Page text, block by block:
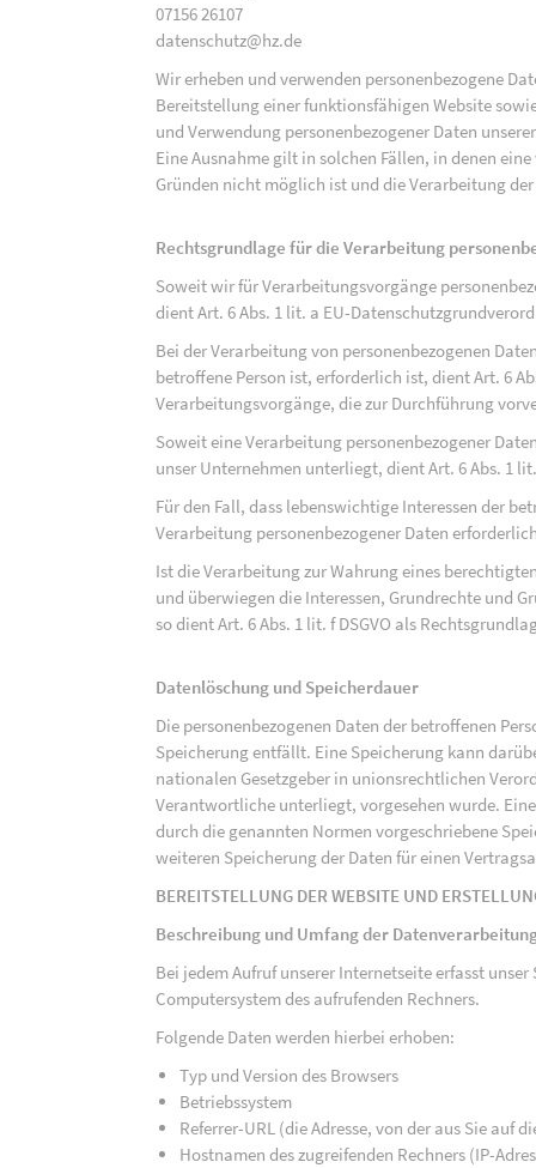
07156 26107
datenschutz@hz.de
Wir erheben und verwenden personenbezogene
Bereitstellung einer funktionsfähigen Website
und Verwendung personenbezogener Daten
Eine Ausnahme gilt in solchen Fällen, in denen
Gründen nicht möglich ist und die Verarbeitung
Rechtsgrundlage für die Verarbeitung
Soweit wir für Verarbeitungsvorgänge
dient Art. 6 Abs. 1 lit. a EU-
Bei der Verarbeitung von personenbezogenen
betroffene Person ist, erforderlich ist, dient Art. 6
Verarbeitungsvorgänge, die zur Durchführung
Soweit eine Verarbeitung personenbezogener
unser Unternehmen unterliegt, dient Art. 6 Abs. 1
Für den Fall, dass lebenswichtige Interessen der
Verarbeitung personenbezogener Daten
Ist die Verarbeitung zur Wahrung eines
und überwiegen die Interessen, Grundrechte und
so dient Art. 6 Abs. 1 lit. f DSGVO als
Datenlöschung und Speicherdauer
Die personenbezogenen Daten der betroffenen
Speicherung entfällt. Eine Speicherung kann
nationalen Gesetzgeber in unionsrechtlichen
Verantwortliche unterliegt, vorgesehen wurde.
durch die genannten Normen vorgeschriebene
weiteren Speicherung der Daten für einen
BEREITSTELLUNG DER WEBSITE UND
Beschreibung und Umfang der
Bei jedem Aufruf unserer Internetseite erfasst
Computersystem des aufrufenden Rechners.
Folgende Daten werden hierbei erhoben:
Typ und Version des Browsers
Betriebssystem
Referrer-URL (die Adresse, von der aus Sie auf
Hostnamen des zugreifenden Rechners (IP-